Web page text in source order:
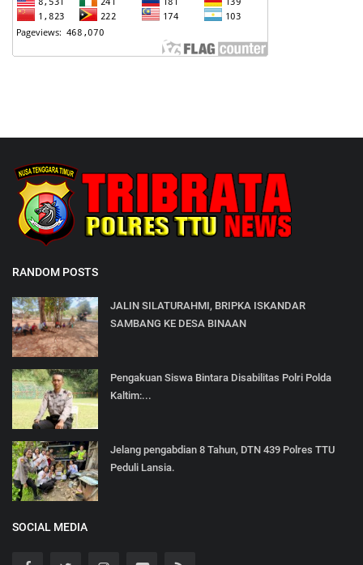
RANDOM POSTS
JALIN SILATURAHMI, BRIPKA ISKANDAR
SAMBANG KE DESA BINAAN
Pengakuan Siswa Bintara Disabilitas Polri Polda
Kaltim:...
Jelang pengabdian 8 Tahun, DTN 439 Polres TTU
Peduli Lansia.
SOCIAL MEDIA